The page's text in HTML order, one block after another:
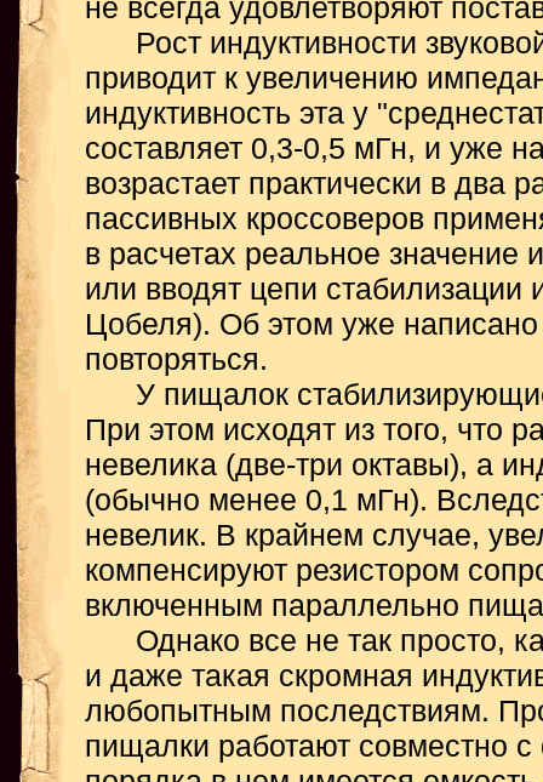
не всегда удовлетворяют
Рост индуктивности
приводит к увеличению
индуктивность эта у
составляет 0,3-0,5 мГн, и уже
возрастает практически в два
пассивных кроссоверов
в расчетах реальное значение
или вводят цепи
Цобеля). Об этом уже
повторяться.
У пищалок стабилизирующие
При этом исходят из того, что
невелика (две-три октавы), а
(обычно менее 0,1 мГн).
невелик. В крайнем случае,
компенсируют резистором
включенным параллельно
Однако все не так просто,
и даже такая скромная
любопытным последствиям.
пищалки работают совместно